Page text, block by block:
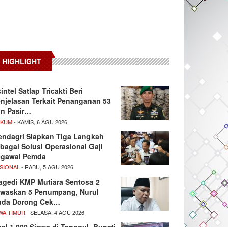
HIGHLIGHT
Satlap Tricakti Beri
Terkait Penanganan 53
Pasir…
- KAMIS, 6 AGU 2026
Siapkan Tiga Langkah
Solusi Operasional Gaji
Pemda
- RABU, 5 AGU 2026
KMP Mutiara Sentosa 2
5 Penumpang, Nurul
Dorong Cek…
TIMUR - SELASA, 4 AGU 2026